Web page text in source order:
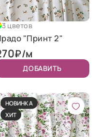
3 цветов
"Принт 2"
₽/м
ДОБАВИТЬ
НОВИНКА
ХИТ